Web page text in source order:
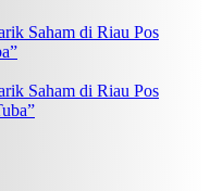
Saham di Riau Pos